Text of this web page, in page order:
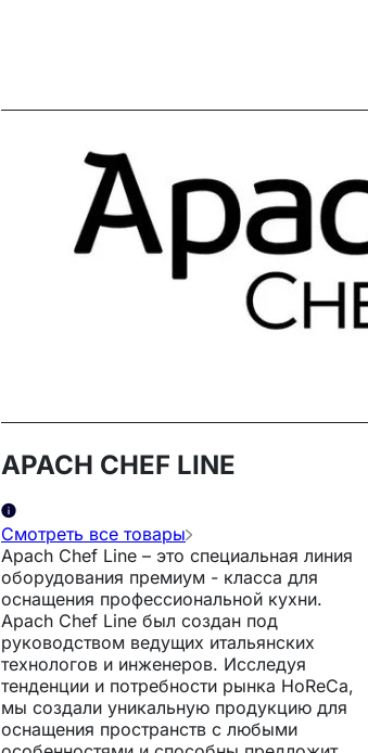
APACH CHEF LINE
Смотреть все товары
Apach Chef Line – это специальная линия
оборудования премиум - класса для
оснащения профессиональной кухни.
Apach Chef Line был создан под
руководством ведущих итальянских
технологов и инженеров. Исследуя
тенденции и потребности рынка HoReCa,
мы создали уникальную продукцию для
оснащения пространств с любыми